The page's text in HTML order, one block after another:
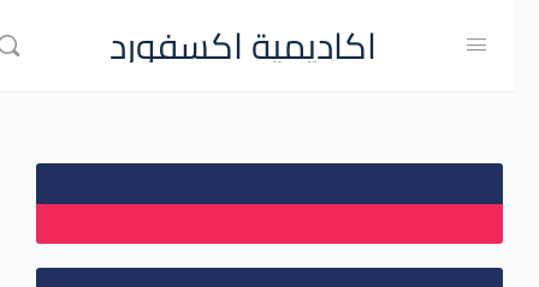
اكاديمية اكسفورد